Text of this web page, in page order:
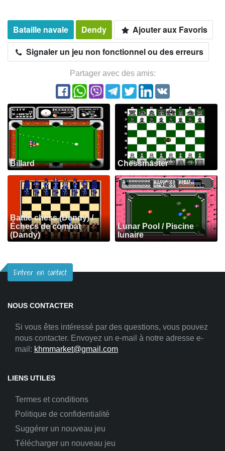
Bataille navale Dendy
Ajouter aux Favoris
Signaler un jeu non fonctionnel ou des erreurs
Partager avec des amis:
Billard Chessmaster
Battle chess (Dendy) /
Échecs de combat
(Dandy)
Lunar Pool / Piscine
lunaire
Entrer en contact
NOUS CONTACTER
Si vous êtes intéressé par des questions, vous pouvez
nous contacter. Envoyez un e-mail à notre adresse e-
mail: khmmarket@gmail.com
LIENS UTILES
Termes et conditions
Politique de confidentialité
Suggérer un nouveau jeu
Télécharger un nouveau jeu